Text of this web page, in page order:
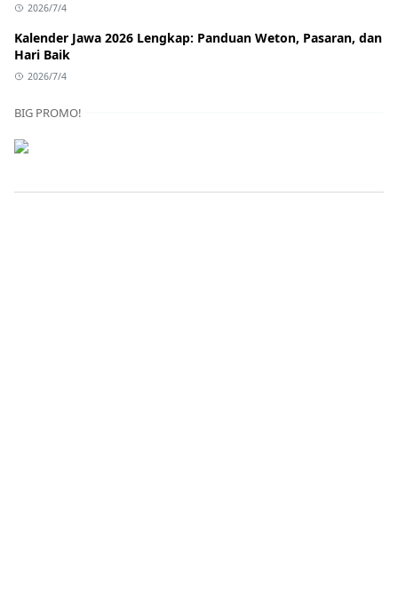
2026/7/4
Kalender Jawa 2026 Lengkap: Panduan Weton, Pasaran, dan
Hari Baik
2026/7/4
BIG PROMO!